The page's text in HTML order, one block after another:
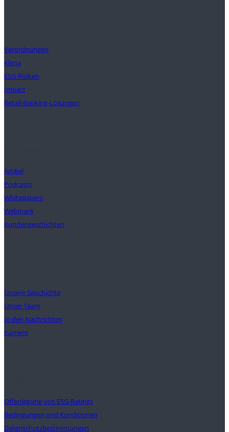
Verordnungen
Klima
ESG-Risiken
Impact
Retail-Banking-Lösungen
Artikel
Podcasts
Whitepapers
Webinare
Kundengeschichten
Unsere Geschichte
Unser Team
In den Nachrichten
Karriere
Offenlegung von ESG-Ratings
Bedingungen und Konditionen
Datenschutzbestimmungen